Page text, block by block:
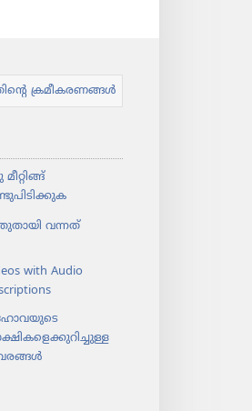
ക്രമീകരണങ്ങൾ
വന്നത്‌
with Audio